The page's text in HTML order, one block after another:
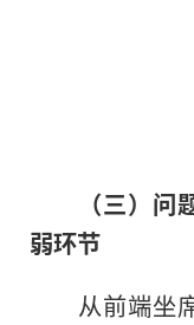
（三）
弱环节
从前端坐